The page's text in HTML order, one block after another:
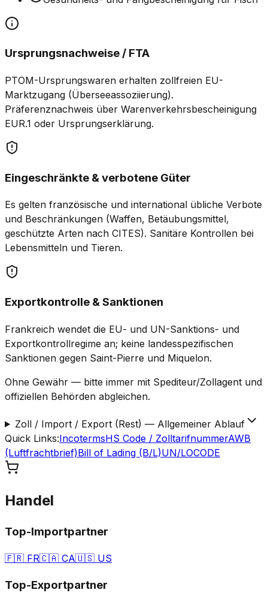
Ursprungsnachweise / FTA
PTOM-Ursprungswaren erhalten zollfreien EU-
Marktzugang (Überseeassoziierung).
Präferenznachweis über Warenverkehrsbescheinigung
EUR.1 oder Ursprungserklärung.
Eingeschränkte & verbotene Güter
Es gelten französische und international übliche Verbote
und Beschränkungen (Waffen, Betäubungsmittel,
geschützte Arten nach CITES). Sanitäre Kontrollen bei
Lebensmitteln und Tieren.
Exportkontrolle & Sanktionen
Frankreich wendet die EU- und UN-Sanktions- und
Exportkontrollregime an; keine landesspezifischen
Sanktionen gegen Saint-Pierre und Miquelon.
Ohne Gewähr — bitte immer mit Spediteur/Zollagent und
offiziellen Behörden abgleichen.
Zoll / Import / Export (Rest) — Allgemeiner Ablauf
Quick Links:IncotermsHS Code / ZolltarifnummerAWB
(Luftfrachtbrief)Bill of Lading (B/L)UN/LOCODE
Handel
Top-Importpartner
🇫🇷 FR🇨🇦 CA🇺🇸 US
Top-Exportpartner